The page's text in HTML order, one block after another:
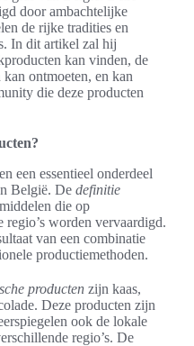
door ambachtelijke
de rijke tradities en
In dit artikel zal hij
kan vinden, de
ontmoeten, en kan
die deze producten
een essentieel onderdeel
België. De definitie
die op
worden vervaardigd.
van een combinatie
productiemethoden.
producten zijn kaas,
Deze producten zijn
ook de lokale
regio’s. De